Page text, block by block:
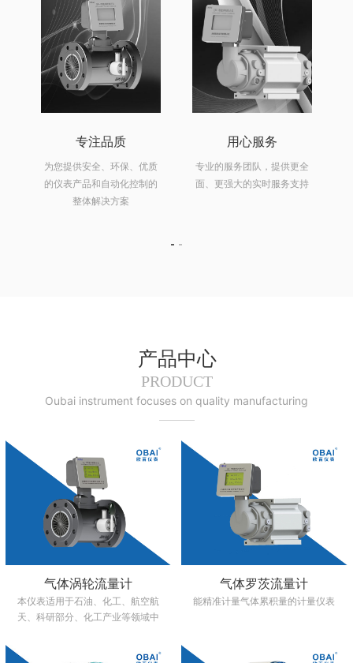
专注品质
为您提供安全、环保、优质
的仪表产品和自动化控制的
整体解决方案
用心服务
专业的服务团队，提供更全
面、更强大的实时服务支持
产品中心
PRODUCT
Oubai instrument focuses on quality manufacturing
气体涡轮流量计
本仪表适用于石油、化工、航空航
天、科研部分、化工产业等领域中
气体罗茨流量计
能精准计量气体累积量的计量仪表